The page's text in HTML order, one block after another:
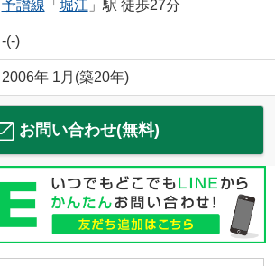
予讃線 「 堀江 」駅 徒歩27分
-(-)
2006年 1月(築20年)
お問い合わせ(無料)